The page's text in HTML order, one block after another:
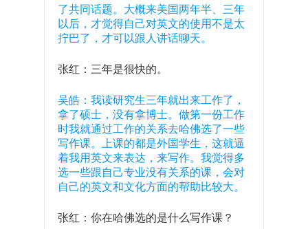
了共同话题。大概来美国两年半、三年
以后，才觉得自己对英文的使用不是太
拧巴了，才可以跟人讲话聊天。
张红：三年是很快的。
吴皓：我读研究生三年就出来工作了，
拿了硕士，没有拿博士。做第一份工作
时我就通过工作的关系去哈佛选了一些
写作课。上课的都是外国学生，这就逼
着我用英文来表达，来写作。我觉得多
选一些跟自己专业没有关系的课，会对
自己的英文和文化方面的帮助比较大。
张红：你在哈佛选的是什么写作课？